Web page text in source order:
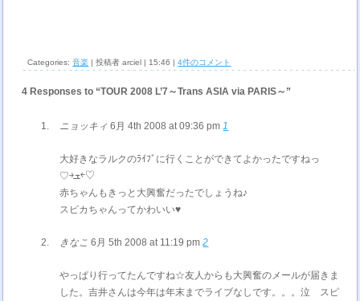
Categories:音楽 | 投稿者 arciel | 15:46 |4件のコメント
4 Responses to “TOUR 2008 L’7～Trans ASIA via PARIS～”
ニョッキィ 6月 4th 2008 at 09:36 pm 1
大好きなラルクのﾗｲﾌﾞに行くことができてよかったですねっ
♡￫ܫ￩♡
赤ちゃんもきっと大興奮だったでしょうね♪
スピカちゃんってかわいい♥
きなこ 6月 5th 2008 at 11:19 pm 2
やっぱり行ってたんですね☆友人からも大興奮のメールが届きま
した。吉井さんは今年は年末までライブなしです。。。泣 スピ